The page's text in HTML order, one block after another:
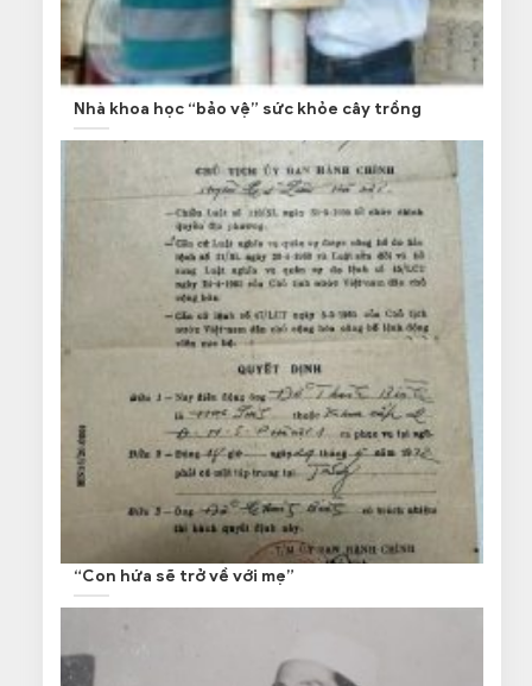
Nhà khoa học “bảo vệ” sức khỏe cây trồng
“Con hứa sẽ trở về với mẹ”